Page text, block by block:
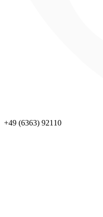
+49 (6363) 92110